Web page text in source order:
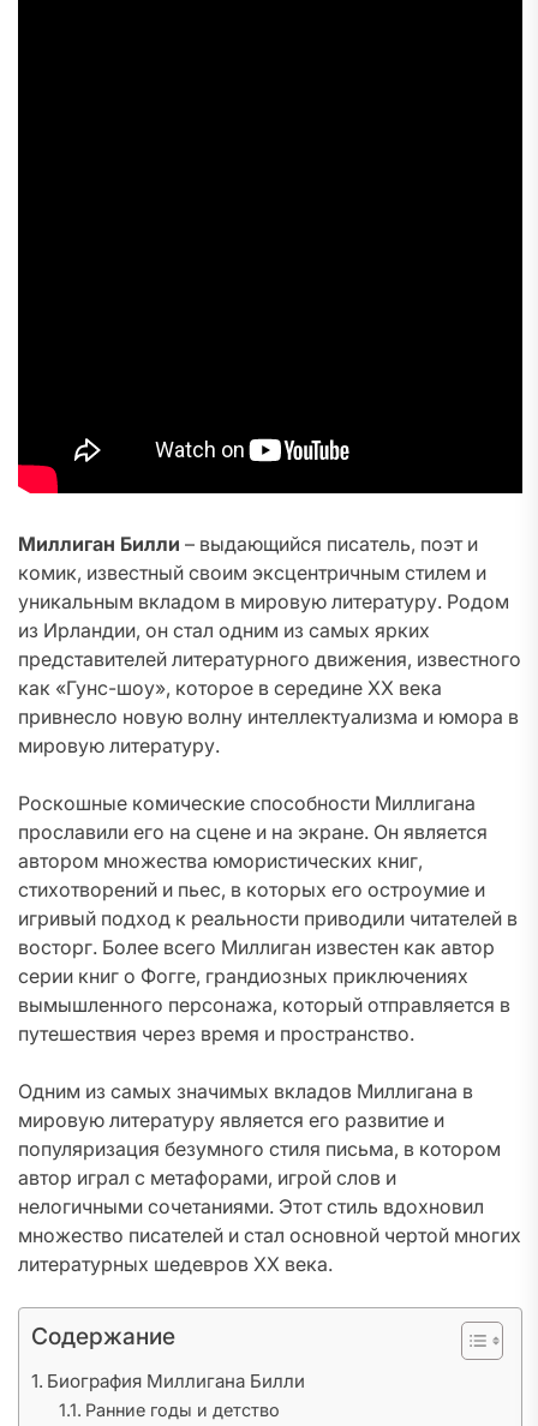
Миллиган Билли – выдающийся писатель, поэт и
комик, известный своим эксцентричным стилем и
уникальным вкладом в мировую литературу. Родом
из Ирландии, он стал одним из самых ярких
представителей литературного движения, известного
как «Гунс-шоу», которое в середине XX века
привнесло новую волну интеллектуализма и юмора в
мировую литературу.
Роскошные комические способности Миллигана
прославили его на сцене и на экране. Он является
автором множества юмористических книг,
стихотворений и пьес, в которых его остроумие и
игривый подход к реальности приводили читателей в
восторг. Более всего Миллиган известен как автор
серии книг о Фогге, грандиозных приключениях
вымышленного персонажа, который отправляется в
путешествия через время и пространство.
Одним из самых значимых вкладов Миллигана в
мировую литературу является его развитие и
популяризация безумного стиля письма, в котором
автор играл с метафорами, игрой слов и
нелогичными сочетаниями. Этот стиль вдохновил
множество писателей и стал основной чертой многих
литературных шедевров XX века.
Содержание
Биография Миллигана Билли
Ранние годы и детство